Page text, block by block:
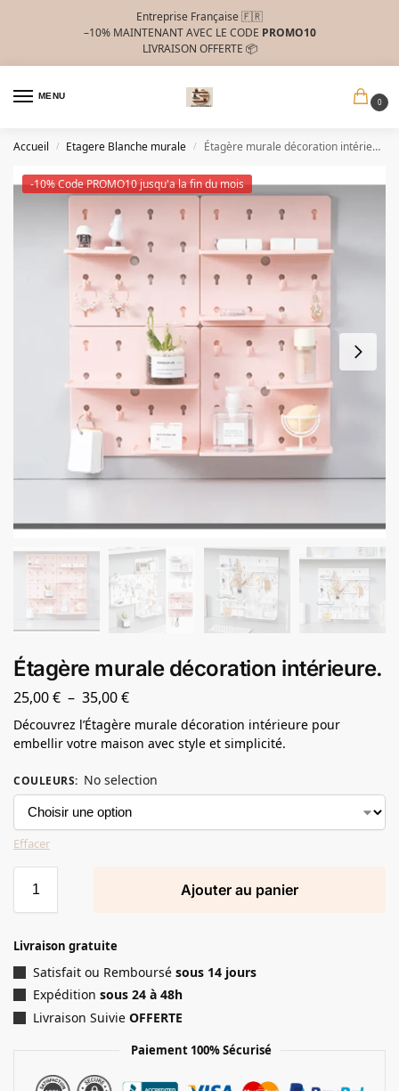
Entreprise Française 🇫🇷
–10% MAINTENANT AVEC LE CODE PROMO10
LIVRAISON OFFERTE 📦
MENU
0
Accueil / Etagere Blanche murale / Étagère murale décoration intérieure.
-10% Code PROMO10 jusqu'a la fin du mois
Étagère murale décoration intérieure.
25,00€ – 35,00€
Découvrez l’Étagère murale décoration intérieure pour
embellir votre maison avec style et simplicité.
COULEURS: No selection
Effacer
Ajouter au panier
Livraison gratuite
Satisfait ou Remboursé sous 14 jours
Expédition sous 24 à 48h
Livraison Suivie OFFERTE
Paiement 100% Sécurisé